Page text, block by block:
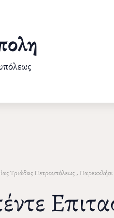
Τριάδας Πετρουπόλεως,